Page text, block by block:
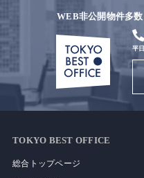
WEB非公開物件多数
平
TOKYO BEST OFFICE
総合トップページ